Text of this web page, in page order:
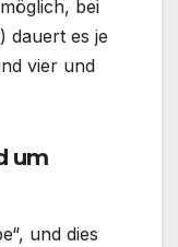
bei
dauert es je
vier und
um
und dies